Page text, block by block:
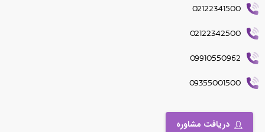
02122341500
02122342500
09910550962
09355001500
دریافت مشاوره